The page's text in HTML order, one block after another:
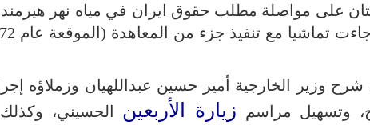
على مواصلة مطلب حقوق ايران في مياه نهر
شرح وزير الخارجية أمير حسين عبداللهيان وزملاؤه
وتسهيل مراسم زيارة الأربعين الحسيني،